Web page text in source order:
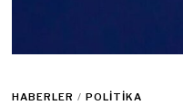
HABERLER / POLITIKA